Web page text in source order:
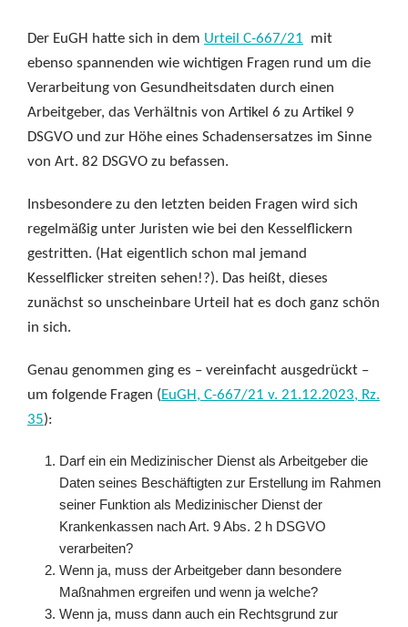
Der EuGH hatte sich in dem Urteil C-667/21 mit
ebenso spannenden wie wichtigen Fragen rund um die
Verarbeitung von Gesundheitsdaten durch einen
Arbeitgeber, das Verhältnis von Artikel 6 zu Artikel 9
DSGVO und zur Höhe eines Schadensersatzes im Sinne
von Art. 82 DSGVO zu befassen.
Insbesondere zu den letzten beiden Fragen wird sich
regelmäßig unter Juristen wie bei den Kesselflickern
gestritten. (Hat eigentlich schon mal jemand
Kesselflicker streiten sehen!?). Das heißt, dieses
zunächst so unscheinbare Urteil hat es doch ganz schön
in sich.
Genau genommen ging es – vereinfacht ausgedrückt –
um folgende Fragen (EuGH, C-667/21 v. 21.12.2023, Rz.
35):
Darf ein ein Medizinischer Dienst als Arbeitgeber die
Daten seines Beschäftigten zur Erstellung im Rahmen
seiner Funktion als Medizinischer Dienst der
Krankenkassen nach Art. 9 Abs. 2 h DSGVO
verarbeiten?
Wenn ja, muss der Arbeitgeber dann besondere
Maßnahmen ergreifen und wenn ja welche?
Wenn ja, muss dann auch ein Rechtsgrund zur